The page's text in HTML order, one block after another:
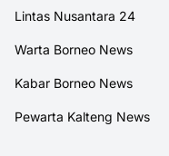
Lintas Nusantara 24
Warta Borneo News
Kabar Borneo News
Pewarta Kalteng News